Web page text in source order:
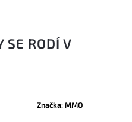
SE RODÍ V
Značka:MMO